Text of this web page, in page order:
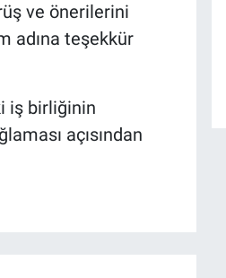
ve önerilerini
adına teşekkür
iş birliğinin
açısından